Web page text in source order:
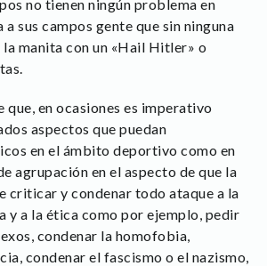
no tienen ningún problema en
sus campos gente que sin ninguna
manita con un «Hail Hitler» o
que, en ocasiones es imperativo
aspectos que puedan
en el ámbito deportivo como en
agrupación en el aspecto de que la
criticar y condenar todo ataque a la
y a la ética como por ejemplo, pedir
condenar la homofobia,
condenar el fascismo o el nazismo,